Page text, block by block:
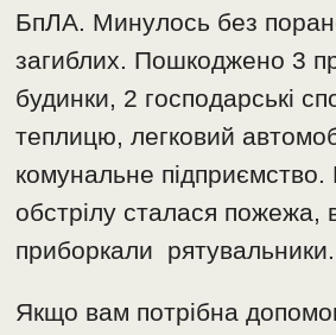
БпЛА. Минулось без
загиблих. Пошкоджено 3
будинки, 2 господарські
теплицю, легковий
комунальне підприємство.
обстрілу сталася пожежа,
приборкали рятувальники.
Якщо вам потрібна